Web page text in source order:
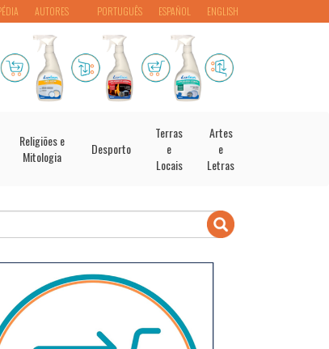
PORTUGUÊS ESPAÑOL ENGLISH
AUTORES
Religiões e
Mitologia
Desporto
Terras
e
Locais
Artes
e
Letras